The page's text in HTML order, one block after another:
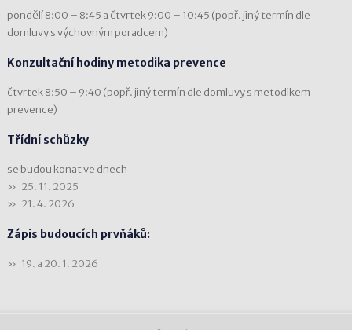
pondělí 8:00 – 8:45 a čtvrtek 9:00 – 10:45 (popř. jiný termín dle
domluvy s výchovným poradcem)
Konzultační hodiny metodika prevence
čtvrtek 8:50 – 9:40 (popř. jiný termín dle domluvy s metodikem
prevence)
Třídní schůzky
se budou konat ve dnech
25. 11. 2025
21. 4. 2026
Zápis budoucích prvňáků:
19. a 20. 1. 2026